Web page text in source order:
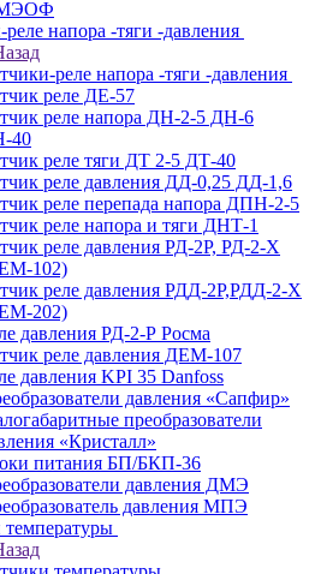
напора -тяги -давления
реле напора -тяги -давления
реле ДЕ-57
реле напора ДН-2-5 ДН-6
40
реле тяги ДТ 2-5 ДТ-40
реле давления ДД-0,25 ДД-1,6
реле перепада напора ДПН-2-5
реле напора и тяги ДНТ-1
реле давления РД-2Р, РД-2-Х
102)
реле давления РДД-2Р,РДД-2-Х
202)
давления РД-2-Р Росма
реле давления ДЕМ-107
давления KPI 35 Danfoss
давления «Сапфир»
преобразователи
«Кристалл»
питания БП/БКП-36
давления ДМЭ
давления МПЭ
температуры